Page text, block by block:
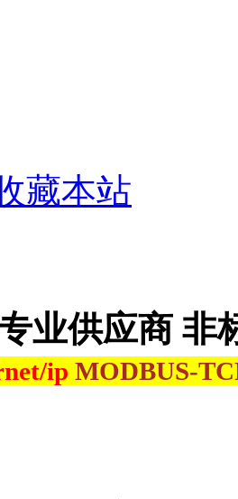
藏本站
业供应商 非
ip MODBUS-